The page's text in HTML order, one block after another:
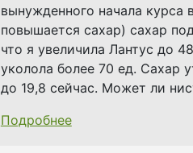
вынужденного начала курса
повышается сахар) сахар
что я увеличила Лантус до
уколола более 70 ед. Сахар
до 19,8 сейчас. Может ли
Подробнее